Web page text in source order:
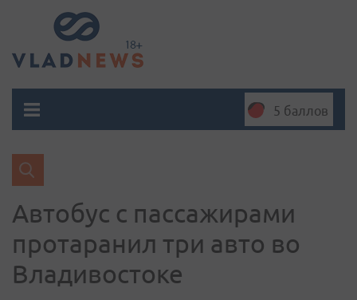
5 баллов
Автобус с пассажирами
протаранил три авто во
Владивостоке